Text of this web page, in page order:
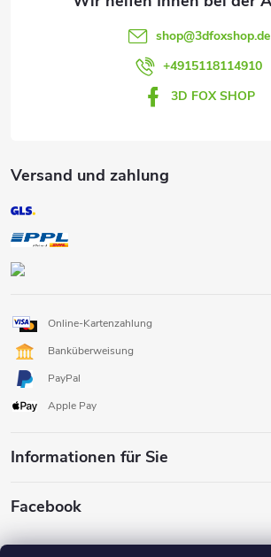
Versand und zahlung
Online-Kartenzahlung
Banküberweisung
PayPal
Apple Pay
Informationen für Sie
Facebook
shop@3dfoxshop.de
+4915118114910
3D FOX SHOP